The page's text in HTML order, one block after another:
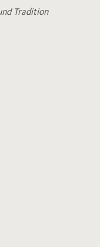
Tradition